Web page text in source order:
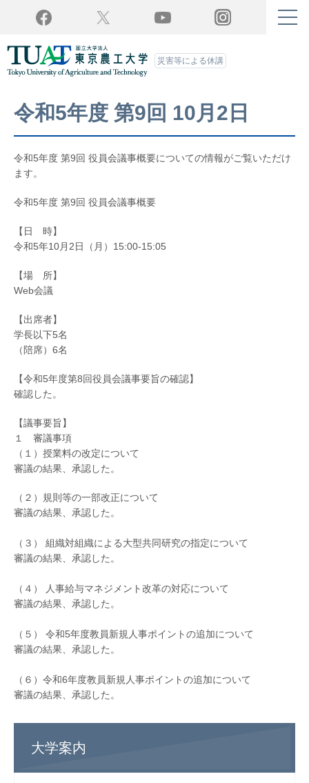
Facebook YouTube Instagram
災害等による休講
令和5年度 第9回 10月2日
令和5年度 第9回 役員会議事概要についての情報がご覧いただけ
ます。
令和5年度 第9回 役員会議事概要
【日 時】
令和5年10月2日（月）15:00-15:05
【場 所】
Web会議
【出席者】
学長以下5名
（陪席）6名
【令和5年度第8回役員会議事要旨の確認】
確認した。
【議事要旨】
１ 審議事項
（１）授業料の改定について
審議の結果、承認した。
（２）規則等の一部改正について
審議の結果、承認した。
（３） 組織対組織による大型共同研究の指定について
審議の結果、承認した。
（４） 人事給与マネジメント改革の対応について
審議の結果、承認した。
（５） 令和5年度教員新規人事ポイントの追加について
審議の結果、承認した。
（６）令和6年度教員新規人事ポイントの追加について
審議の結果、承認した。
大学案内